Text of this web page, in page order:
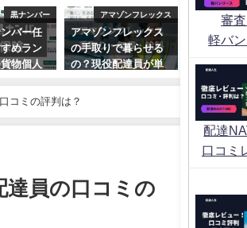
黒ナンバー
バー任
めラン
物個人
アマゾンフレックス
アマゾンフレックス
の手取りで暮らせる
の？現役配達員が単
レーション解説
2021年10月22日
コミの評判は？
達員の口コミの
審
軽バ
配達
口コミ